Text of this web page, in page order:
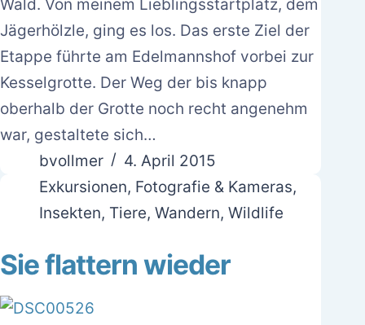
Wald. Von meinem Lieblingsstartplatz, dem
Jägerhölzle, ging es los. Das erste Ziel der
Etappe führte am Edelmannshof vorbei zur
Kesselgrotte. Der Weg der bis knapp
oberhalb der Grotte noch recht angenehm
war, gestaltete sich…
bvollmer
4. April 2015
Exkursionen, Fotografie & Kameras,
Insekten, Tiere, Wandern, Wildlife
Sie flattern wieder